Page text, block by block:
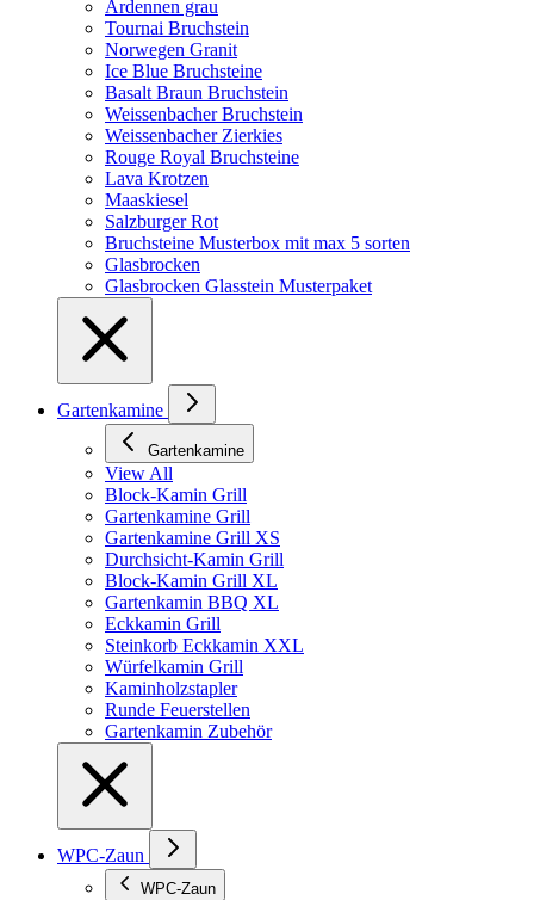
Ardennen grau
Tournai Bruchstein
Norwegen Granit
Ice Blue Bruchsteine
Basalt Braun Bruchstein
Weissenbacher Bruchstein
Weissenbacher Zierkies
Rouge Royal Bruchsteine
Lava Krotzen
Maaskiesel
Salzburger Rot
Bruchsteine Musterbox mit max 5 sorten
Glasbrocken
Glasbrocken Glasstein Musterpaket
Gartenkamine
Gartenkamine
View All
Block-Kamin Grill
Gartenkamine Grill
Gartenkamine Grill XS
Durchsicht-Kamin Grill
Block-Kamin Grill XL
Gartenkamin BBQ XL
Eckkamin Grill
Steinkorb Eckkamin XXL
Würfelkamin Grill
Kaminholzstapler
Runde Feuerstellen
Gartenkamin Zubehör
WPC-Zaun
WPC-Zaun